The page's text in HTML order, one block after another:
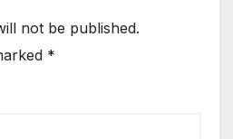
not be published.
*